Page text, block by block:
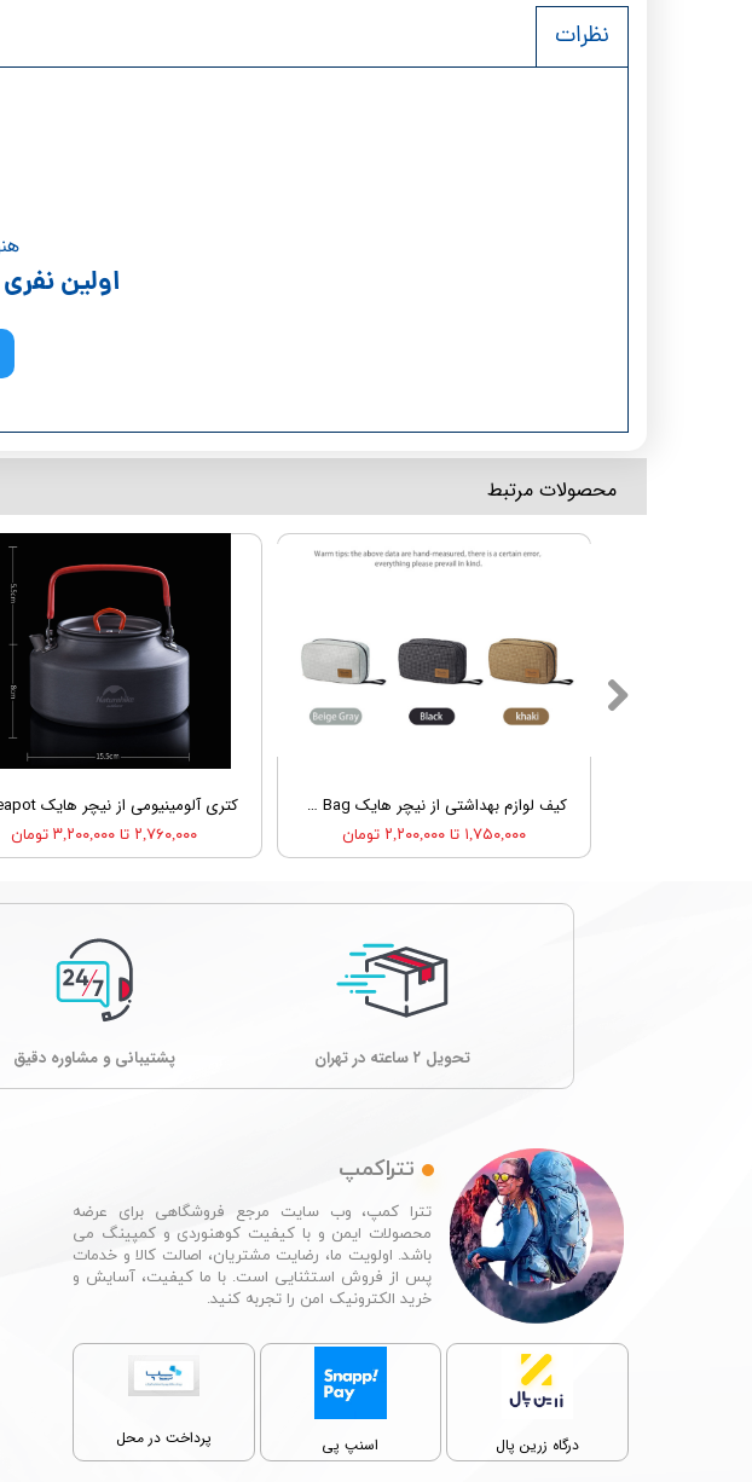
نظرات
اولین
​محصولات مرتبط
۲,۷۶۰,۰۰۰ تا ۳,۲۰۰,۰۰۰ تومان
کیف لوازم بهداشتی از نیچر هایک Nature Hike NH20SN010 SN03 Toiletry Bag
۱,۷۵۰,۰۰۰ تا ۲,۲۰۰,۰۰۰ تومان
درگاه زرین پال اسنپ پی پرداخت در محل
تترا کمپ، وب سایت مرجع فروشگاهی برای عرضه
محصولات ایمن و با کیفیت کوهنوردی و کمپینگ می
باشد. اولویت ما، رضایت مشتریان، اصالت کالا و خدمات
پس از فروش استثنایی است. با ما کیفیت، آسایش و
خرید الکترونیک امن را تجربه کنید.​​​​​​​
تتراکمپ
تحویل ۲ ساعته در تهران پشتیبانی و مشاوره دقیق